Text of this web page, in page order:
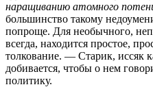
наращиванию атомного
большинство такому
попроще. Для необычного,
всегда, находится простое,
толкование. — Старик, иссяк
добивается, чтобы о нем
политику.